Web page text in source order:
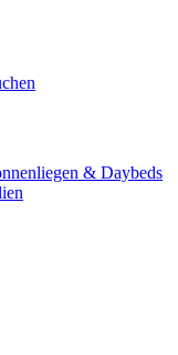
& Daybeds